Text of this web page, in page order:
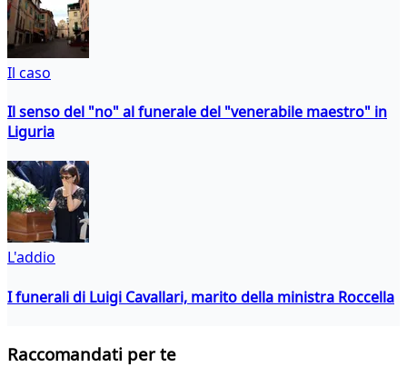
Il caso
Il senso del "no" al funerale del "venerabile maestro" in
Liguria
L'addio
I funerali di Luigi Cavallari, marito della ministra Roccella
Raccomandati per te